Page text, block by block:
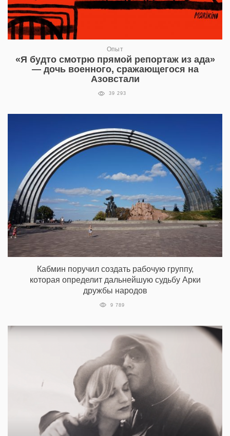
Опыт
«Я будто смотрю прямой репортаж из ада»
— дочь военного, сражающегося на
Азовстали
39 293
Кабмин поручил создать рабочую группу,
которая определит дальнейшую судьбу Арки
дружбы народов
9 789